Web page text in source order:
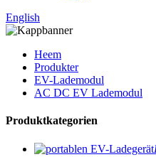
English
Heem
Produkter
EV-Lademodul
AC DC EV Lademodul
Produktkategorien